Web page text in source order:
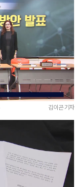
김이곤 기자